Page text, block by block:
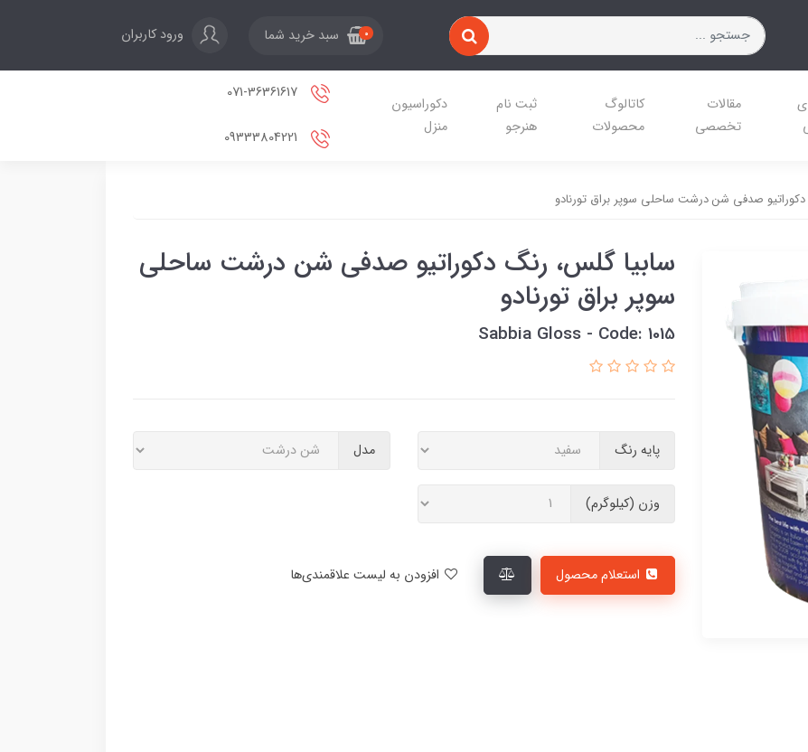
0 سبد خرید شما ورود کاربران
مقالات
تخصصی
کاتالوگ
محصولات
ثبت نام
هنرجو
دکوراسیون
منزل
صدفی شن درشت ساحلی سوپر براق تورنادو
سابیا گلس، رنگ دکوراتیو صدفی شن درشت ساحلی
سوپر براق تورنادو
Sabbia Gloss - Code: 1015
پایه رنگ مدل
وزن (کیلوگرم)
استعلام محصول